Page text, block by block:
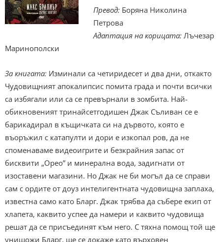
Превод: Боряна Николина
Петрова
Адаптация на корицата: Лъчезар
Маринополски
За книгата: Изминали са четиридесет и два дни, откакто
Чудовищният апокалипсис помита града и почти всички
са избягали или са се превърнали в зомбита. Най-
обикновеният тринайсетгодишен Джак Съливан се е
барикадирал в къщичката си на дървото, която е
въоръжил с катапулти и дори е изкопал ров, да не
споменаваме видеоигрите и безкрайния запас от
бисквити „Орео” и минерална вода, задигнати от
изоставени магазини. Но Джак не би могъл да се справи
сам с ордите от доуз интелигентната чудовищна заплаха,
известна само като Бларг. Джак трябва да събере екип от
хлапета, каквито успее да намери и каквито чудовища
решат да се присъединят към него. С тяхна помощ той ще
унищожи Бларг, ще се докаже като върховен